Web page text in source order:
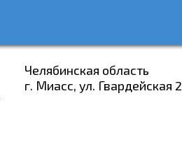
Челябинская область
г. Миасс, ул. Гвардейская 2